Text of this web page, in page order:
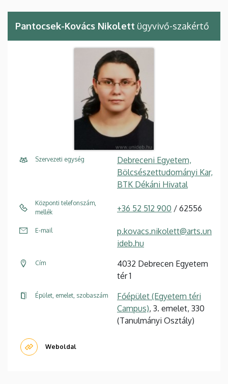
Pantocsek-Kovács Nikolett ügyvivő-szakértő
Szervezeti egység
Debreceni Egyetem,
Bölcsészettudományi Kar,
BTK Dékáni Hivatal
Központi telefonszám,
mellék
+36 52 512 900 / 62556
E-mail
p.kovacs.nikolett@arts.un
ideb.hu
Cím
4032 Debrecen Egyetem
tér 1
Épület, emelet, szobaszám
Főépület (Egyetem téri
Campus), 3. emelet, 330
(Tanulmányi Osztály)
Weboldal